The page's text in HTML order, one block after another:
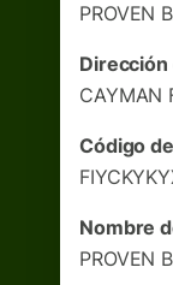
PROVEN
Dirección
CAYMAN
Código
Nombre
PROVEN